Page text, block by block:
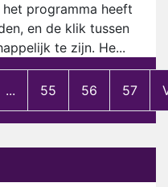
programma heeft
en de klik tussen
te zijn. He...
... 55 56 57